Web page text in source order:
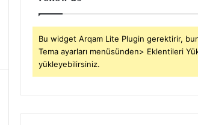
Bu widget Arqam Lite Plugin gerektirir,
Tema ayarları menüsünden> Eklentileri
yükleyebilirsiniz.